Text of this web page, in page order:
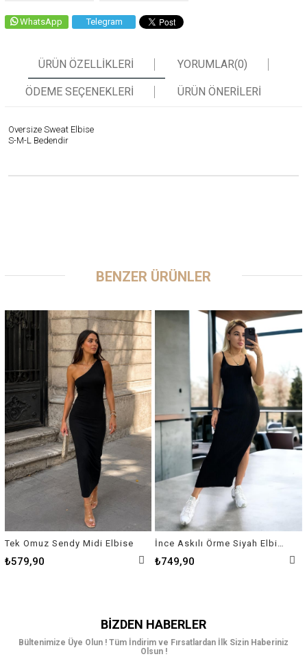
WhatsApp Telegram
ÜRÜN ÖZELLIKLERI YORUMLAR(0)
ÖDEME SEÇENEKLERI ÜRÜN ÖNERILERI
Oversize Sweat Elbise
S-M-L Bedendir
BENZER ÜRÜNLER
Tek Omuz Sendy Midi Elbise
₺579,90
İnce Askılı Örme Siyah Elbise
₺749,90
BIZDEN HABERLER
Bültenimize Üye Olun ! Tüm İndirim ve Fırsatlardan İlk Sizin Haberiniz
Olsun !